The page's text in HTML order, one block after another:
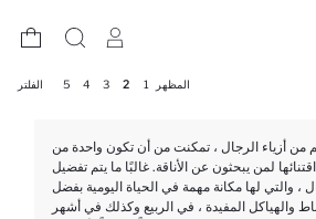
المظهر 1
2
3
4
5 الفلتر
من أزياء الرجال ، تمكنت من أن تكون واحدة من
لمن يبحثون عن الأناقة. غالبًا ما يتم تفضيل
، والتي لها مكانة مهمة في الحياة اليومية بفضل
والهياكل المفيدة ، في الربيع وكذلك في أشهر